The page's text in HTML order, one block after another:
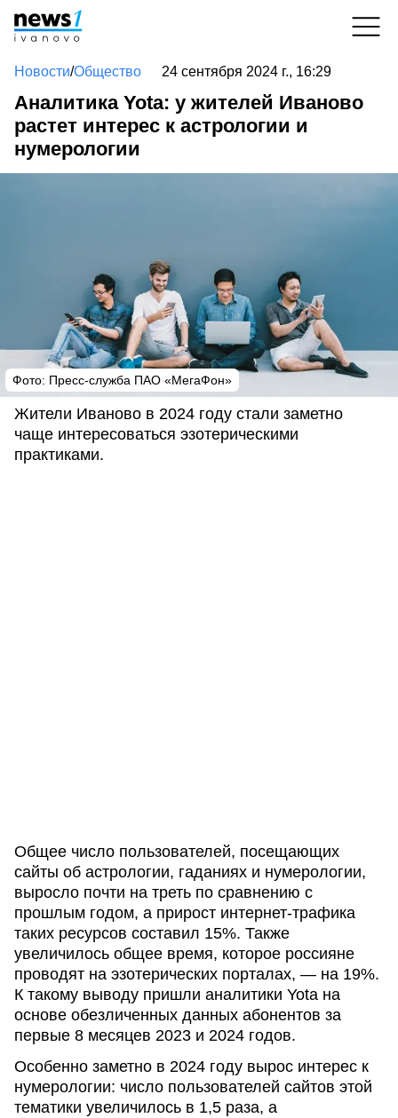
Новости/Общество 24 сентября 2024 г., 16:29
Аналитика Yota: у жителей Иваново
растет интерес к астрологии и
нумерологии
Фото: Пресс-служба ПАО «МегаФон»
Жители Иваново в 2024 году стали заметно
чаще интересоваться эзотерическими
практиками.
Общее число пользователей, посещающих
сайты об астрологии, гаданиях и нумерологии,
выросло почти на треть по сравнению с
прошлым годом, а прирост интернет-трафика
таких ресурсов составил 15%. Также
увеличилось общее время, которое россияне
проводят на эзотерических порталах, — на 19%.
К такому выводу пришли аналитики Yota на
основе обезличенных данных абонентов за
первые 8 месяцев 2023 и 2024 годов.
Особенно заметно в 2024 году вырос интерес к
нумерологии: число пользователей сайтов этой
тематики увеличилось в 1,5 раза, а